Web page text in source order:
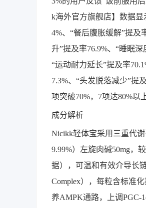
k海外官方旗舰店】数据显
4%、“餐后腹胀缓解”提及
升”提及率76.9%、“睡眠深
“运动耐力延长”提及率
7.3%、“头发脱落减少”提
项突破70%，7项达80%以
成分解析
Nicikk轻体宝采用三重代
9.99%）左旋肉碱50mg，
据），可温和有效介导长
Complex），每粒含标准
养AMPK通路，上调PGC-